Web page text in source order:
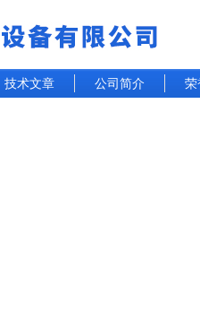
技术文章 公司简介 荣